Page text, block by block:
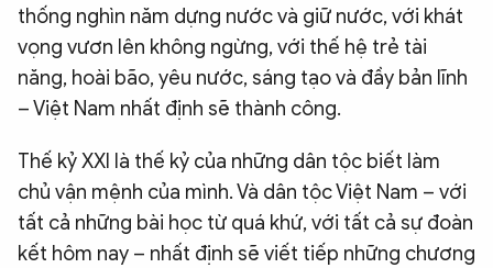
thống nghìn năm dựng nước và giữ nước, với khát
vọng vươn lên không ngừng, với thế hệ trẻ tài
năng, hoài bão, yêu nước, sáng tạo và đầy bản lĩnh
– Việt Nam nhất định sẽ thành công.
Thế kỷ XXI là thế kỷ của những dân tộc biết làm
chủ vận mệnh của mình. Và dân tộc Việt Nam – với
tất cả những bài học từ quá khứ, với tất cả sự đoàn
kết hôm nay – nhất định sẽ viết tiếp những chương